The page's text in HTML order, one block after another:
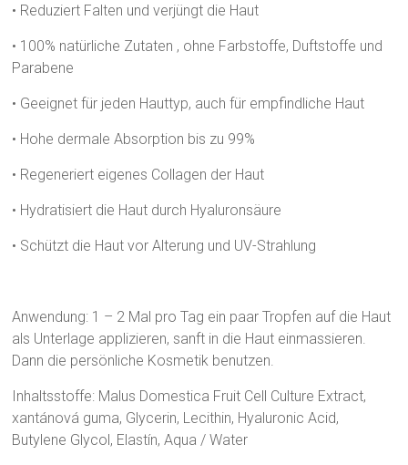
• Reduziert Falten und verjüngt die Haut
• 100% natürliche Zutaten , ohne Farbstoffe, Duftstoffe und
Parabene
• Geeignet für jeden Hauttyp, auch für empfindliche Haut
• Hohe dermale Absorption bis zu 99%
• Regeneriert eigenes Collagen der Haut
• Hydratisiert die Haut durch Hyaluronsäure
• Schützt die Haut vor Alterung und UV-Strahlung
Anwendung: 1 – 2 Mal pro Tag ein paar Tropfen auf die Haut
als Unterlage applizieren, sanft in die Haut einmassieren.
Dann die persönliche Kosmetik benutzen.
Inhaltsstoffe: Malus Domestica Fruit Cell Culture Extract,
xantánová guma, Glycerin, Lecithin, Hyaluronic Acid,
Butylene Glycol, Elastín, Aqua / Water